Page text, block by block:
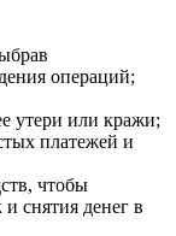
операций;
утери или кражи;
платежей и
чтобы
снятия денег в